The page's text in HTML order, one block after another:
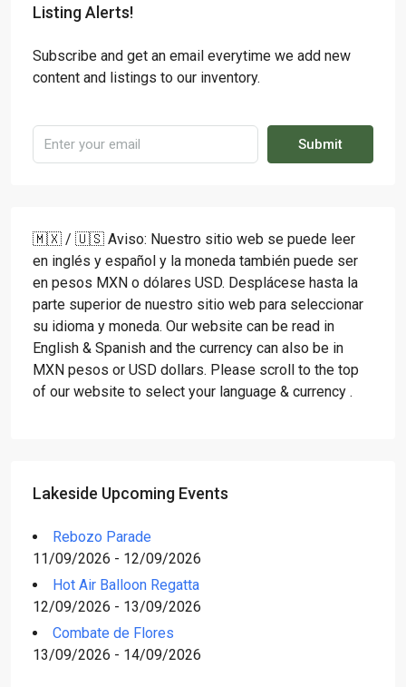
Listing Alerts!
Subscribe and get an email everytime we add new
content and listings to our inventory.
Submit
🇲🇽 / 🇺🇸 Aviso: Nuestro sitio web se puede leer
en inglés y español y la moneda también puede ser
en pesos MXN o dólares USD. Desplácese hasta la
parte superior de nuestro sitio web para seleccionar
su idioma y moneda. Our website can be read in
English & Spanish and the currency can also be in
MXN pesos or USD dollars. Please scroll to the top
of our website to select your language & currency .
Lakeside Upcoming Events
Rebozo Parade
11/09/2026 - 12/09/2026
Hot Air Balloon Regatta
12/09/2026 - 13/09/2026
Combate de Flores
13/09/2026 - 14/09/2026